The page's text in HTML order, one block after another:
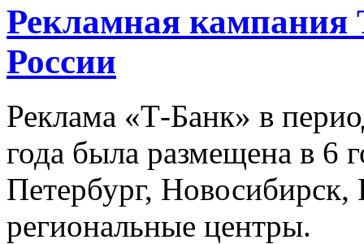
Рекламная кампания
России
Реклама «Т-Банк» в
года была размещена в 6
Петербург,
региональные центры.